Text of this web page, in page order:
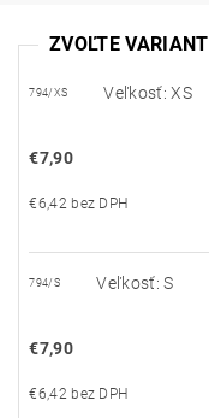
ZVOĽTE VARIANT
794/XS Veľkosť: XS
€7,90
€6,42 bez DPH
794/S Veľkosť: S
€7,90
€6,42 bez DPH